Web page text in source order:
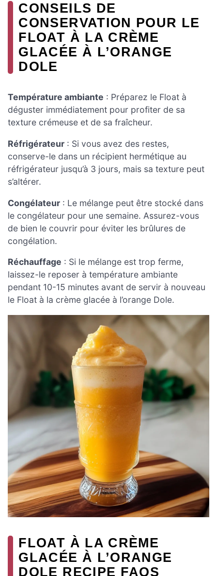
CONSEILS DE
CONSERVATION POUR LE
FLOAT À LA CRÈME
GLACÉE À L’ORANGE
DOLE
Température ambiante : Préparez le Float à
déguster immédiatement pour profiter de sa
texture crémeuse et de sa fraîcheur.
Réfrigérateur : Si vous avez des restes,
conserve-le dans un récipient hermétique au
réfrigérateur jusqu’à 3 jours, mais sa texture peut
s’altérer.
Congélateur : Le mélange peut être stocké dans
le congélateur pour une semaine. Assurez-vous
de bien le couvrir pour éviter les brûlures de
congélation.
Réchauffage : Si le mélange est trop ferme,
laissez-le reposer à température ambiante
pendant 10-15 minutes avant de servir à nouveau
le Float à la crème glacée à l’orange Dole.
FLOAT À LA CRÈME
GLACÉE À L’ORANGE
DOLE RECIPE FAQS